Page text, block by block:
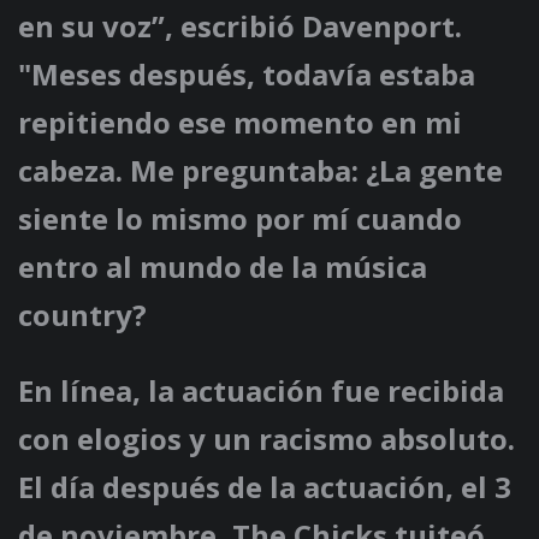
en su voz”, escribió Davenport.
"Meses después, todavía estaba
repitiendo ese momento en mi
cabeza. Me preguntaba: ¿La gente
siente lo mismo por mí cuando
entro al mundo de la música
country?
En línea, la actuación fue recibida
con elogios y un racismo absoluto.
El día después de la actuación, el 3